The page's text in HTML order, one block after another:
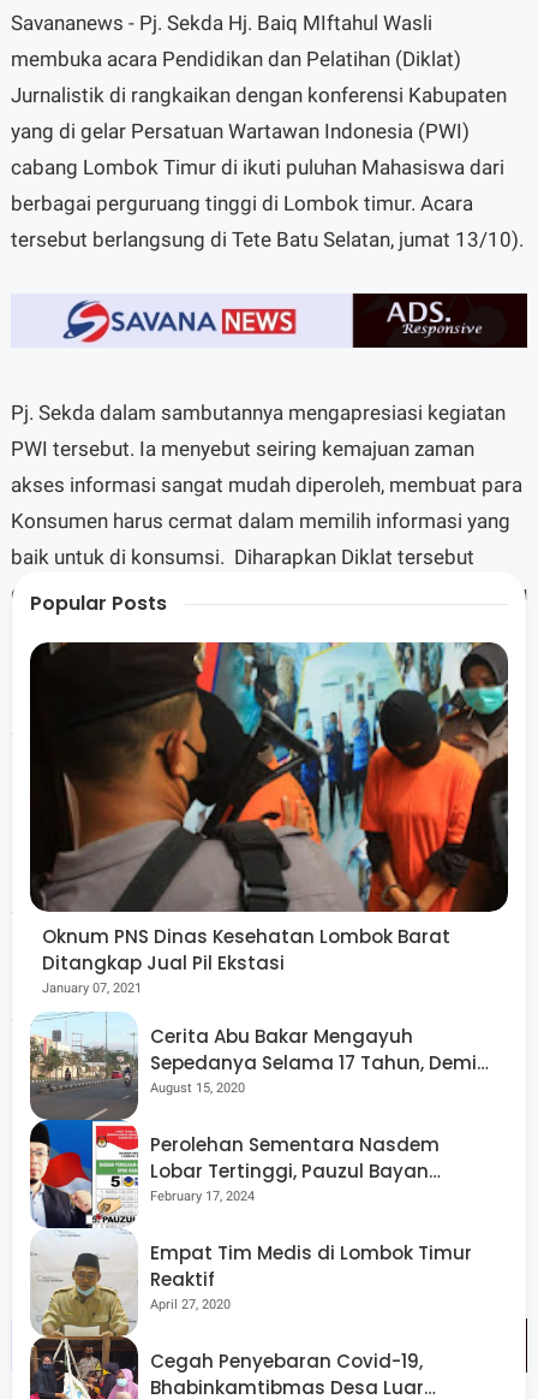
Savananews - Pj. Sekda Hj. Baiq MIftahul Wasli
membuka acara Pendidikan dan Pelatihan (Diklat)
Jurnalistik di rangkaikan dengan konferensi Kabupaten
yang di gelar Persatuan Wartawan Indonesia (PWI)
cabang Lombok Timur di ikuti puluhan Mahasiswa dari
berbagai perguruang tinggi di Lombok timur. Acara
tersebut berlangsung di Tete Batu Selatan, jumat 13/10).
Pj. Sekda dalam sambutannya mengapresiasi kegiatan
PWI tersebut. Ia menyebut seiring kemajuan zaman
akses informasi sangat mudah diperoleh, membuat para
Konsumen harus cermat dalam memilih informasi yang
baik untuk di konsumsi. Diharapkan Diklat tersebut
dapat menciptakan jurnalis yang kompeten serta mampu
mentaati kode etik jurnalistik.
Sementara itu ketua PWI Cabang Lombok timur Ratna
Dewi menyampaikan, kegiatan ini merupakan agenda
ketiga yg dilaksanakan PWI Lombok Timur pada tahun
ini. adanya kegiatan bertujuan untuk melahirkan generasi
pers yang memahami profesi jurnalistik. Kegiatan yang
di laksanakan selama 2 hari tersebut tidak hanya
membahas dasar jusrnalistik namun juga pelatihan
relortase, teknikn menulis hingga bagaimana mengambil
gambar yang sesuai dengan kaidah pemberitaan.
Ketua PWI menambahkan, di tahun poltik seperti
sekarang ini, peserta Diklat juga diharapkan dapat
menjadi agen distribusi informasi yang sesuai fakta,
sehingga masyarakat tidak mudah terjerumus pada
informasi berita bohong, politik identitas hingga unsur
sara.
Popular Posts
Oknum PNS Dinas Kesehatan Lombok Barat
Ditangkap Jual Pil Ekstasi
January 07, 2021
Cerita Abu Bakar Mengayuh
Sepedanya Selama 17 Tahun, Demi
Menggelorakan Kemerdekaan
August 15, 2020
Perolehan Sementara Nasdem
Lobar Tertinggi, Pauzul Bayan
Berpeluang “Rebut” Kursi Dapil 3
February 17, 2024
Empat Tim Medis di Lombok Timur
Reaktif
April 27, 2020
Cegah Penyebaran Covid-19,
Bhabinkamtibmas Desa Luar